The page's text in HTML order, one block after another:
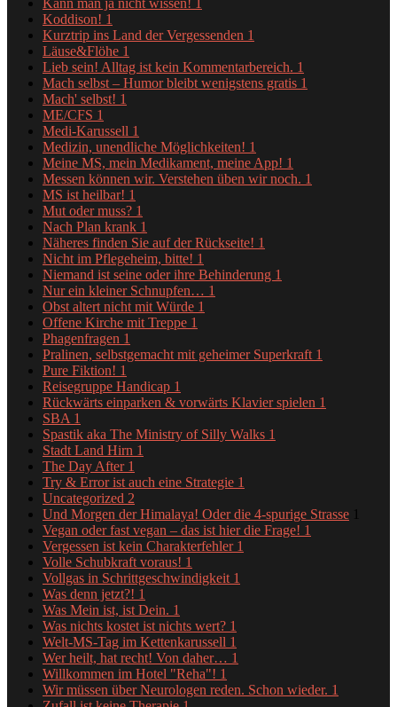
Koddison! 1
Kurztrip ins Land der Vergessenden 1
Läuse&Flöhe 1
Lieb sein! Alltag ist kein Kommentarbereich. 1
Mach selbst – Humor bleibt wenigstens gratis 1
Mach' selbst! 1
ME/CFS 1
Medi-Karussell 1
Medizin, unendliche Möglichkeiten! 1
Meine MS, mein Medikament, meine App! 1
Messen können wir. Verstehen üben wir noch. 1
MS ist heilbar! 1
Mut oder muss? 1
Nach Plan krank 1
Näheres finden Sie auf der Rückseite! 1
Nicht im Pflegeheim, bitte! 1
Niemand ist seine oder ihre Behinderung 1
Nur ein kleiner Schnupfen… 1
Obst altert nicht mit Würde 1
Offene Kirche mit Treppe 1
Phagenfragen 1
Pralinen, selbstgemacht mit geheimer Superkraft 1
Pure Fiktion! 1
Reisegruppe Handicap 1
Rückwärts einparken & vorwärts Klavier spielen 1
SBA 1
Spastik aka The Ministry of Silly Walks 1
Stadt Land Hirn 1
The Day After 1
Try & Error ist auch eine Strategie 1
Uncategorized 2
Und Morgen der Himalaya! Oder die 4-spurige Strasse 1
Vegan oder fast vegan – das ist hier die Frage! 1
Vergessen ist kein Charakterfehler 1
Volle Schubkraft voraus! 1
Vollgas in Schrittgeschwindigkeit 1
Was denn jetzt?! 1
Was Mein ist, ist Dein. 1
Was nichts kostet ist nichts wert? 1
Welt-MS-Tag im Kettenkarussell 1
Wer heilt, hat recht! Von daher… 1
Willkommen im Hotel "Reha"! 1
Wir müssen über Neurologen reden. Schon wieder. 1